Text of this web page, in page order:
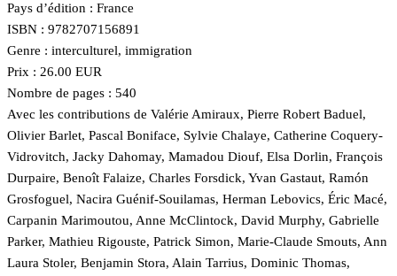
Pays d’édition : France
ISBN : 9782707156891
Genre : interculturel, immigration
Prix : 26.00 EUR
Nombre de pages : 540
Avec les contributions de Valérie Amiraux, Pierre Robert Baduel,
Olivier Barlet, Pascal Boniface, Sylvie Chalaye, Catherine Coquery-
Vidrovitch, Jacky Dahomay, Mamadou Diouf, Elsa Dorlin, François
Durpaire, Benoît Falaize, Charles Forsdick, Yvan Gastaut, Ramón
Grosfoguel, Nacira Guénif-Souilamas, Herman Lebovics, Éric Macé,
Carpanin Marimoutou, Anne McClintock, David Murphy, Gabrielle
Parker, Mathieu Rigouste, Patrick Simon, Marie-Claude Smouts, Ann
Laura Stoler, Benjamin Stora, Alain Tarrius, Dominic Thomas,